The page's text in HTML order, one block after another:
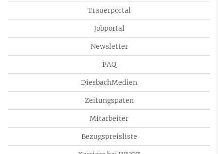
Trauerportal
Jobportal
Newsletter
FAQ
DiesbachMedien
Zeitungspaten
Mitarbeiter
Bezugspreisliste